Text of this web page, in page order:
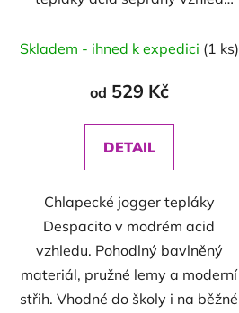
Skladem - ihned k expedici (1 ks)
od 529 Kč
DETAIL
Chlapecké jogger tepláky
Despacito v modrém acid
vzhledu. Pohodlný bavlněný
materiál, pružné lemy a moderní
střih. Vhodné do školy i na běžné